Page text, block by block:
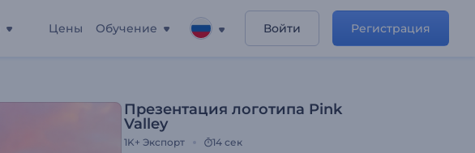
Цены Обучение Войти Регистрация
Презентация логотипа Pink
Valley
1K+ Экспорт 14 сек